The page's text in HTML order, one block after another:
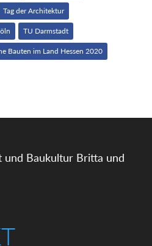
Tag der Architektur
TU Darmstadt
Bauten im Land Hessen 2020